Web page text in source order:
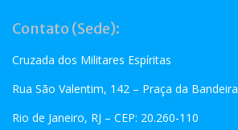
Contato (Sede):
Cruzada dos Militares Espíritas
Rua São Valentim, 142 – Praça da Bandeira
Rio de Janeiro, RJ – CEP: 20.260-110